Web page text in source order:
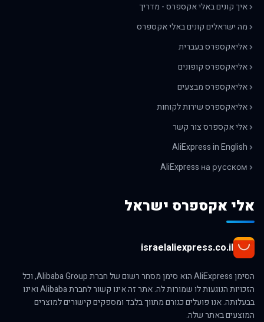
איך קונים באלי אקספרס - מדריך
מה ישראלים קונים באלי אקספרס
אליאקספרס בעברית
אליאקספרס קופונים
אליאקספרס מבצעים
אליאקספרס שירות לקוחות
אלי אקספרס צור קשר
AliExpress in English
AliExpress на русском
אלי אקספרס ישראל
israelaliexpress.co.il
הסימן AliExpress הוא סימן מסחר רשום של חברת Alibaba Group, וכל
הזכויות הנוגעות לו שמורות לה. אתר זה אינו קשור לחברת Alibaba ואינו
בבעלותה. אנו פועלים כגורם מתווך בלבד ומספקים קישורים למוצרים
המוצעים באתר שלה.